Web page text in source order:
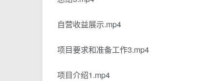
自营收益展示.mp4
项目要求和准备工作3.mp4
项目介绍1.mp4